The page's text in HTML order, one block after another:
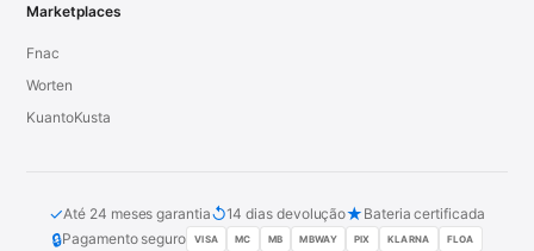
Marketplaces
Fnac
Worten
KuantoKusta
✓Até 24 meses garantia↺14 dias devolução★ Bateria certificada
🔒Pagamento seguro VISA MC MB MBWAY PIX KLARNA FLOA